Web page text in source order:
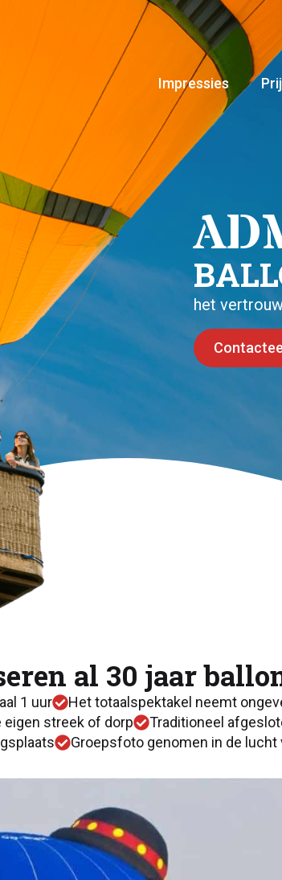
Impressies
het
al 30 jaar
1 uur
Het totaalspektakel neemt
eigen streek of dorp
Traditioneel
Groepsfoto genomen in de lucht